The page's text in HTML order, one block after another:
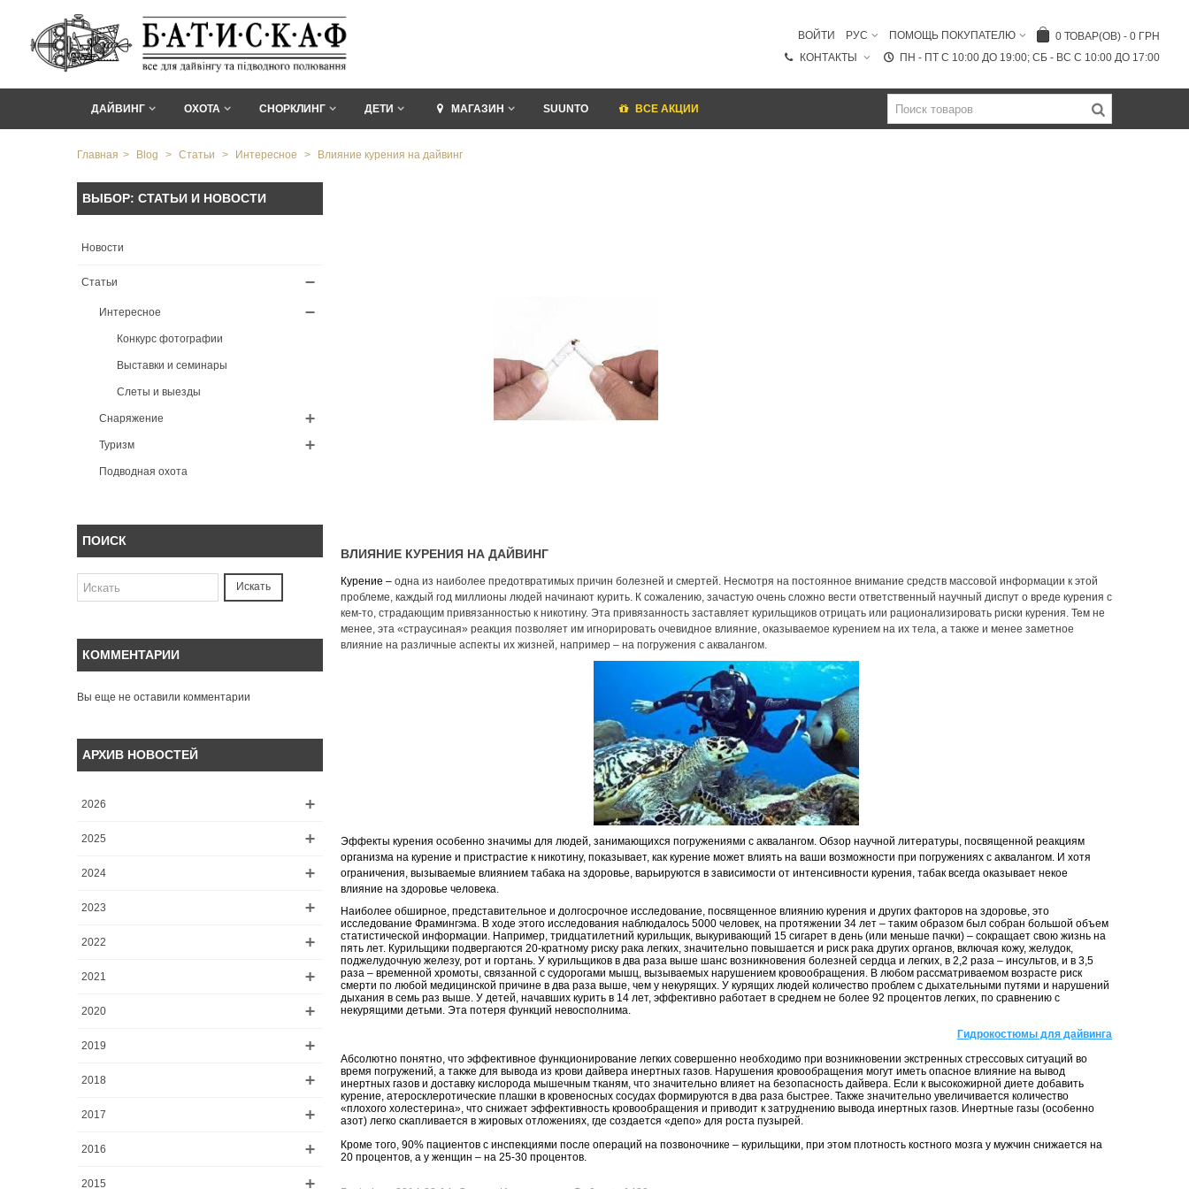
0 ТОВАР(ОВ) - 0 ГРН
ПОМОЩЬ ПОКУПАТЕЛЮ
РУС
ВОЙТИ
ПН - ПТ C 10:00 ДО 19:00; СБ - ВС С 10:00 ДО 17:00
КОНТАКТЫ
ДАЙВИНГ ОХОТА СНОРКЛИНГ ДЕТИ МАГАЗИН SUUNTO ВСЕ АКЦИИ
Главная > Blog > Статьи > Интересное > Влияние курения на дайвинг
ВЫБОР: СТАТЬИ И НОВОСТИ
Новости
Статьи
Интересное
Конкурс фотографии
Выставки и семинары
Слеты и выезды
Снаряжение
Туризм
Подводная охота
ПОИСК
Искать
КОММЕНТАРИИ
Вы еще не оставили комментарии
АРХИВ НОВОСТЕЙ
2026
2025
2024
2023
2022
2021
2020
2019
2018
2017
2016
2015
ВЛИЯНИЕ КУРЕНИЯ НА ДАЙВИНГ
Курение – одна из наиболее предотвратимых причин болезней и смертей. Несмотря на постоянное внимание средств массовой информации к этой
проблеме, каждый год миллионы людей начинают курить. К сожалению, зачастую очень сложно вести ответственный научный диспут о вреде курения с
кем-то, страдающим привязанностью к никотину. Эта привязанность заставляет курильщиков отрицать или рационализировать риски курения. Тем не
менее, эта «страусиная» реакция позволяет им игнорировать очевидное влияние, оказываемое курением на их тела, а также и менее заметное
влияние на различные аспекты их жизней, например – на погружения с аквалангом.
Эффекты курения особенно значимы для людей, занимающихся погружениями с аквалангом. Обзор научной литературы, посвященной реакциям
организма на курение и пристрастие к никотину, показывает, как курение может влиять на ваши возможности при погружениях с аквалангом. И хотя
ограничения, вызываемые влиянием табака на здоровье, варьируются в зависимости от интенсивности курения, табак всегда оказывает некое
влияние на здоровье человека.
Наиболее обширное, представительное и долгосрочное исследование, посвященное влиянию курения и других факторов на здоровье, это
исследование Фрамингэма. В ходе этого исследования наблюдалось 5000 человек, на протяжении 34 лет – таким образом был собран большой объем
статистической информации. Например, тридцатилетний курильщик, выкуривающий 15 сигарет в день (или меньше пачки) – сокращает свою жизнь на
пять лет. Курильщики подвергаются 20-кратному риску рака легких, значительно повышается и риск рака других органов, включая кожу, желудок,
поджелудочную железу, рот и гортань. У курильщиков в два раза выше шанс возникновения болезней сердца и легких, в 2,2 раза – инсультов, и в 3,5
раза – временной хромоты, связанной с судорогами мышц, вызываемых нарушением кровообращения. В любом рассматриваемом возрасте риск
смерти по любой медицинской причине в два раза выше, чем у некурящих. У курящих людей количество проблем с дыхательными путями и нарушений
дыхания в семь раз выше. У детей, начавших курить в 14 лет, эффективно работает в среднем не более 92 процентов легких, по сравнению с
некурящими детьми. Эта потеря функций невосполнима.
Гидрокостюмы для дайвинга
Абсолютно понятно, что эффективное функционирование легких совершенно необходимо при возникновении экстренных стрессовых ситуаций во
время погружений, а также для вывода из крови дайвера инертных газов. Нарушения кровообращения могут иметь опасное влияние на вывод
инертных газов и доставку кислорода мышечным тканям, что значительно влияет на безопасность дайвера. Если к высокожирной диете добавить
курение, атеросклеротические плашки в кровеносных сосудах формируются в два раза быстрее. Также значительно увеличивается количество
«плохого холестерина», что снижает эффективность кровообращения и приводит к затруднению вывода инертных газов. Инертные газы (особенно
азот) легко скапливается в жировых отложениях, где создается «депо» для роста пузырей.
Кроме того, 90% пациентов с инспекциями после операций на позвоночнике – курильщики, при этом плотность костного мозга у мужчин снижается на
20 процентов, а у женщин – на 25-30 процентов.